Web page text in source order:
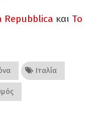
Repubblica και Το
Ιταλία